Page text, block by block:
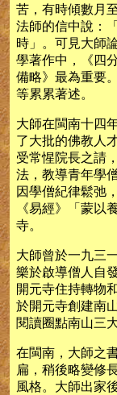
苦，有時傾數月
法師的信中說：
時」。可見大師
學著作中，《四
備略》最為重要
等累累著述。
大師在閩南十四
了大批的佛教人
受常惺院長之請
法，教導青年學
因學僧紀律鬆弛
《易經》「蒙以
寺。
大師曾於一九三
樂於啟導僧人自
開元寺住持轉物
於開元寺創建南
閱讀圈點南山三
在閩南，大師之
扁，稍後略變修
風格。大師出家